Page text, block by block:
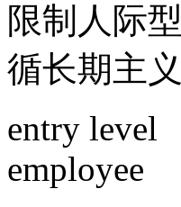
限制人际型
循长期主
entry level
employee